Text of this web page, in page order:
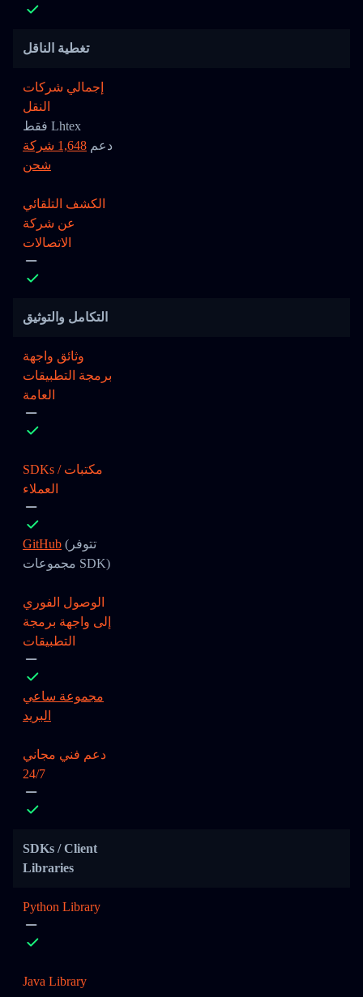
تغطية الناقل
إجمالي شركات
النقل
فقط Lhtex
دعم
1,648 شركة
شحن
الكشف التلقائي
عن شركة
الاتصالات
التكامل والتوثيق
وثائق واجهة
برمجة التطبيقات
العامة
SDKs / مكتبات
العملاء
GitHub (تتوفر
مجموعات SDK)
الوصول الفوري
إلى واجهة برمجة
التطبيقات
مجموعة ساعي
البريد
دعم فني مجاني
24/7
SDKs / Client
Libraries
Python Library
Java Library